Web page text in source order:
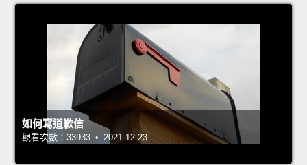
如何寫道歉信
觀看次數：33933 • 2021-12-23